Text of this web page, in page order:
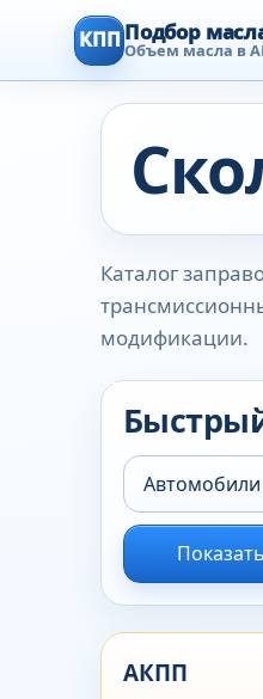
КПП Подбор
Объем масла в
Каталог
модификации.
АКПП